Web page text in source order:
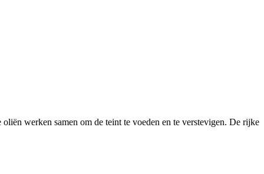
werken samen om de teint te voeden en te verstevigen. De rijke